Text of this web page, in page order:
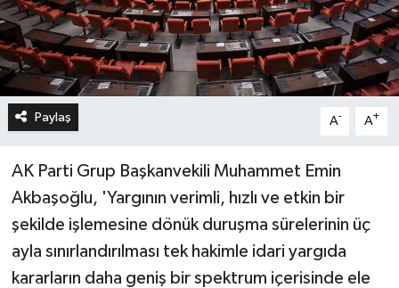
Paylaş A- A+
AK Parti Grup Başkanvekili Muhammet Emin
Akbaşoğlu, 'Yargının verimli, hızlı ve etkin bir
şekilde işlemesine dönük duruşma sürelerinin üç
ayla sınırlandırılması tek hakimle idari yargıda
kararların daha geniş bir spektrum içerisinde ele